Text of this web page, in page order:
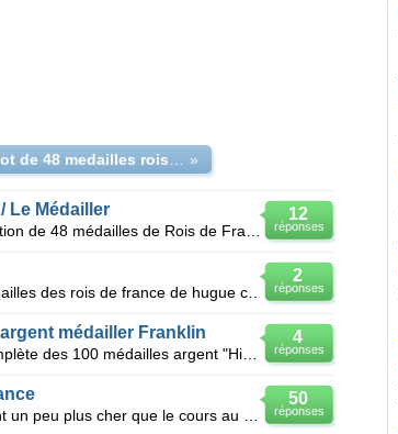
»
12
réponses
Le Médailler
2
réponses
Demande estimation coffret de 35 medailles des rois de france de hugue capet 987 a louis pillippe 1
4
réponses
médailler Franklin
Je suis propriétaire de la collection complète des 100 médailles argent "Histoire de France "commerc
50
réponses